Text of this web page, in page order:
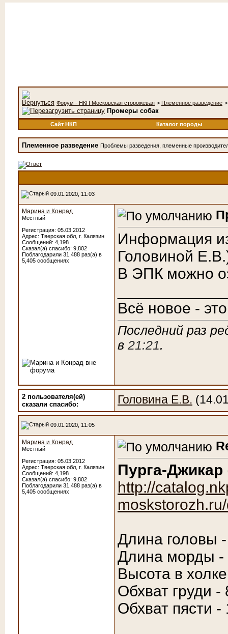
Форум - НКП Московская сторожевая > Племенное разведение
Промеры собак
Сайт НКП Каталог породы
Племенное разведение Проблемы разведения, племенные
09.01.2020, 11:03
Марина и Конрад
Местный
Регистрация: 05.03.2012
Адрес: Тверская обл, г. Калязин
Сообщений: 4,198
Сказал(а) спасибо: 9,802
Поблагодарили 31,488 раз(а) в
5,405 сообщениях
Информация
Головиной
В ЭПК можно
Всё новое -
Последний раз
в 21:21.
2 пользователя(ей)
сказали cпасибо:
Головина Е.В.
09.01.2020, 11:05
Марина и Конрад
Местный
Регистрация: 05.03.2012
Адрес: Тверская обл, г. Калязин
Сообщений: 4,198
Сказал(а) спасибо: 9,802
Поблагодарили 31,488 раз(а) в
5,405 сообщениях
Пурга-Джикар
http://
Длина головы
Длина морды -
Высота в
Обхват груди -
Обхват пясти -